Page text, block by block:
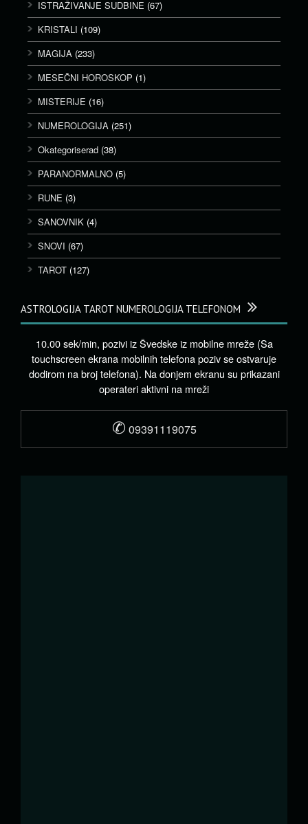
ISTRAŽIVANJE SUDBINE (67)
KRISTALI (109)
MAGIJA (233)
MESEČNI HOROSKOP (1)
MISTERIJE (16)
NUMEROLOGIJA (251)
Okategoriserad (38)
PARANORMALNO (5)
RUNE (3)
SANOVNIK (4)
SNOVI (67)
TAROT (127)
ASTROLOGIJA TAROT NUMEROLOGIJA TELEFONOM
10.00 sek/min, pozivi iz Švedske iz mobilne mreže (Sa
touchscreen ekrana mobilnih telefona poziv se ostvaruje
dodirom na broj telefona). Na donjem ekranu su prikazani
operateri aktivni na mreži
✆ 09391119075